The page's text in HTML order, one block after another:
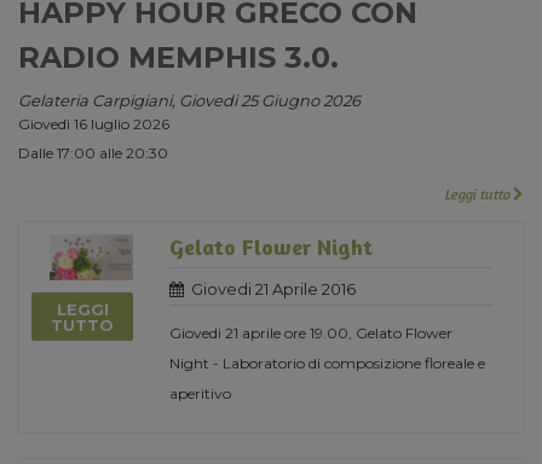
HAPPY HOUR GRECO CON
RADIO MEMPHIS 3.0.
Gelateria Carpigiani, Giovedi 25 Giugno 2026
Giovedì 16 luglio 2026
Dalle 17:00 alle 20:30
Leggi tutto
LEGGI
TUTTO
Gelato Flower Night
Giovedi 21 Aprile 2016
Giovedi 21 aprile ore 19.00, Gelato Flower
Night - Laboratorio di composizione floreale e
aperitivo